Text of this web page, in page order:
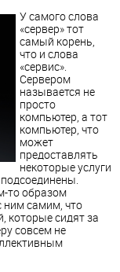
У самого слова
«сервер» тот
самый корень,
что и слова
«сервис».
Сервером
называется не
просто
компьютер, а тот
компьютер, что
может
предоставлять
некоторые услуги
то образом
ним самим, что
которые сидят за
совсем не